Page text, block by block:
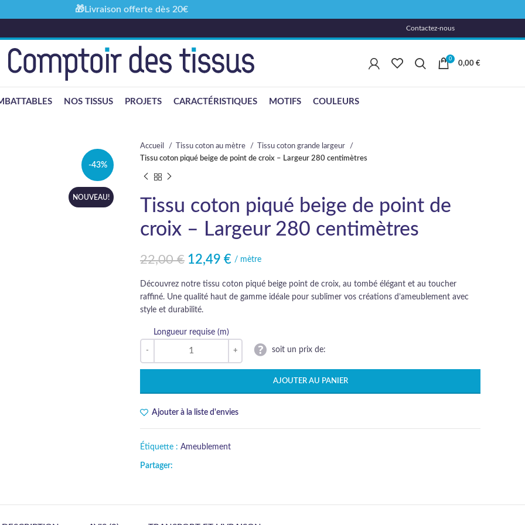
Contactez-nous
0
0,00 €
NOS TISSUS PROJETS CARACTÉRISTIQUES MOTIFS COULEURS
-43%
NOUVEAU!
Accueil Tissu coton au mètre
Tissu coton grande largeur
Tissu coton piqué beige de point de croix – Largeur 280 centimètres
Tissu coton piqué beige de point de
croix – Largeur 280 centimètres
22,00€
Le prix initial était : 22,00 €.
12,49 €
Le prix actuel est : 12,49 €./ mètre
Découvrez notre tissu coton piqué beige point de croix, au tombé élégant et au toucher
raffiné. Une qualité haut de gamme idéale pour sublimer vos créations d’ameublement avec
style et durabilité.
Longueur requise (m)
soit un prix de:
AJOUTER AU PANIER
Ajouter à la liste d'envies
Étiquette : Ameublement
Partager:
🎁Livraison offerte dès 20€